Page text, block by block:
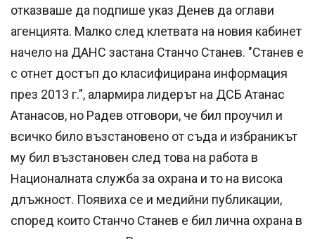
отказваше да подпише указ Денев да оглави
агенцията. Малко след клетвата на новия кабинет
начело на ДАНС застана Станчо Станев. "Станев е
с отнет достъп до класифицирана информация
през 2013 г.", алармира лидерът на ДСБ Атанас
Атанасов, но Радев отговори, че бил проучил и
всичко било възстановено от съда и избраникът
му бил възстановен след това на работа в
Националната служба за охрана и то на висока
длъжност. Появиха се и медийни публикации,
според които Станчо Станев е бил лична охрана в